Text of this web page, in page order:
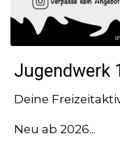
Jugendwerk
Deine
Neu ab 2026...